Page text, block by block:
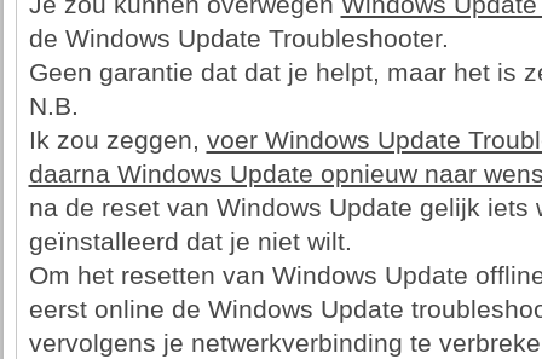
de Windows Update Troubleshooter.
Geen garantie dat dat je helpt, maar het is
N.B.
Ik zou zeggen, voer Windows Update
daarna Windows Update opnieuw naar
na de reset van Windows Update gelijk iets
geïnstalleerd dat je niet wilt.
Om het resetten van Windows Update
eerst online de Windows Update
vervolgens je netwerkverbinding te